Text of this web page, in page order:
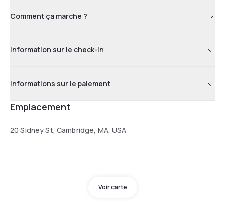
Comment ça marche ?
Information sur le check-in
Informations sur le paiement
Emplacement
20 Sidney St, Cambridge, MA, USA
Voir carte